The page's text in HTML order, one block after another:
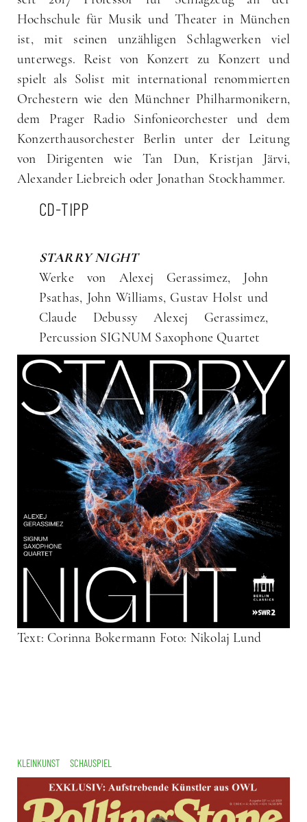
Hochschule für Musik und Theater in München
ist, mit seinen unzähligen Schlagwerken viel
unterwegs. Reist von Konzert zu Konzert und
spielt als Solist mit international renommierten
Orchestern wie den Münchner Philharmonikern,
dem Prager Radio Sinfonieorchester und dem
Konzerthausorchester Berlin unter der Leitung
von Dirigenten wie Tan Dun, Kristjan Järvi,
Alexander Liebreich oder Jonathan Stockhammer.
CD-TIPP
STARRY NIGHT
Werke von Alexej Gerassimez, John
Psathas, John Williams, Gustav Holst und
Claude Debussy Alexej Gerassimez,
Percussion SIGNUM Saxophone Quartet
Text: Corinna Bokermann Foto: Nikolaj Lund
KLEINKUNST SCHAUSPIEL